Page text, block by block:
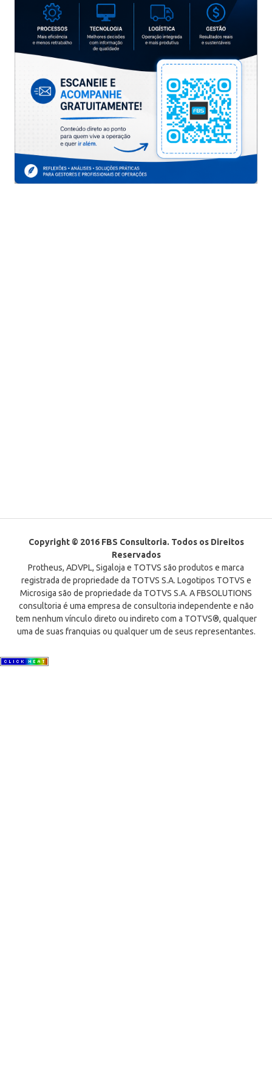
Copyright © 2016 FBS Consultoria. Todos os Direitos
Reservados
Protheus, ADVPL, Sigaloja e TOTVS são produtos e marca
registrada de propriedade da TOTVS S.A. Logotipos TOTVS e
Microsiga são de propriedade da TOTVS S.A. A FBSOLUTIONS
consultoria é uma empresa de consultoria independente e não
tem nenhum vínculo direto ou indireto com a TOTVS®, qualquer
uma de suas franquias ou qualquer um de seus representantes.